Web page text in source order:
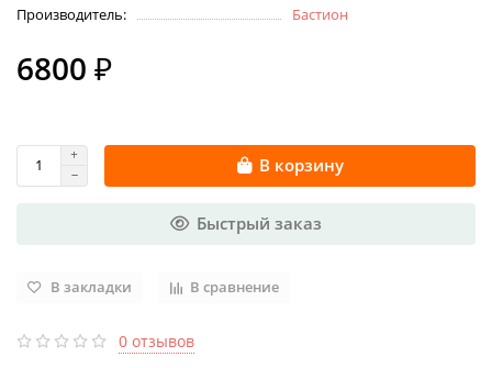
Производитель: Бастион
6800 ₽
В корзину
Быстрый заказ
В закладки В сравнение
0 отзывов